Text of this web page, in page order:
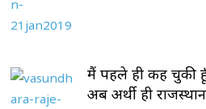
मैं पहले ही कह चुकी
अब अर्थी ही